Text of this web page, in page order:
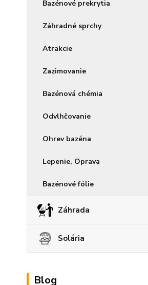
Bazénové prekrytia
Záhradné sprchy
Atrakcie
Zazimovanie
Bazénová chémia
Odvlhčovanie
Ohrev bazéna
Lepenie, Oprava
Bazénové fólie
Záhrada
Solária
Blog